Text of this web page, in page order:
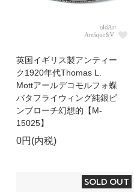
英国イギリス製アンティー
ク1920年代Thomas L.
Mottアールデコモルフォ蝶
バタフライウィング純銀ピ
ンブローチ幻想的【M-
15025】
0円(内税)
SOLD OUT